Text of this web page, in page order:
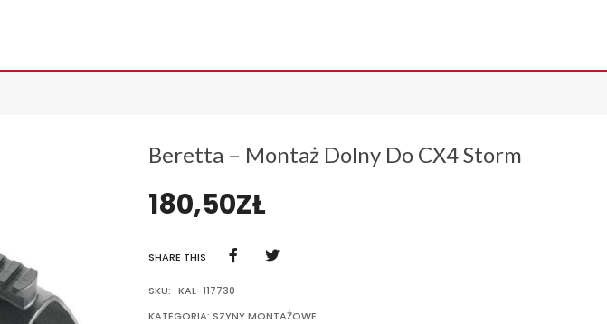
Beretta – Montaż Dolny Do CX4 Storm
180,50ZŁ
SHARE THIS
SKU: KAL-117730
KATEGORIA: SZYNY MONTAŻOWE